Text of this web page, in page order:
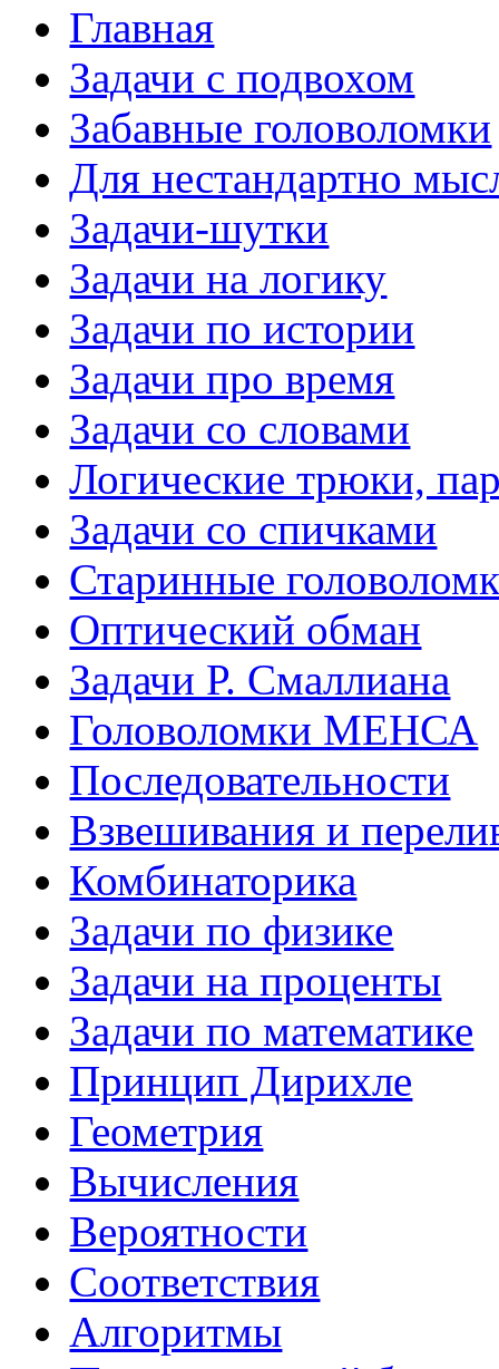
Главная
Задачи с подвохом
Забавные головоломки
Для нестандартно
Задачи-шутки
Задачи на логику
Задачи по истории
Задачи про время
Задачи со словами
Логические трюки,
Задачи со спичками
Старинные
Оптический обман
Задачи Р. Смаллиана
Головоломки МЕНСА
Последовательности
Взвешивания и
Комбинаторика
Задачи по физике
Задачи на проценты
Задачи по математике
Принцип Дирихле
Геометрия
Вычисления
Вероятности
Соответствия
Алгоритмы